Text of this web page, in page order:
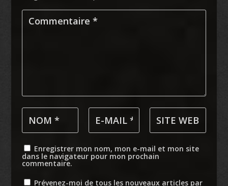
Enregistrer mon nom, mon e-mail et mon site
dans le navigateur pour mon prochain
commentaire.
Prévenez-moi de tous les nouveaux articles par